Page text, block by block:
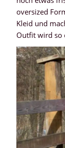
oversized
Kleid und
Outfit wird so